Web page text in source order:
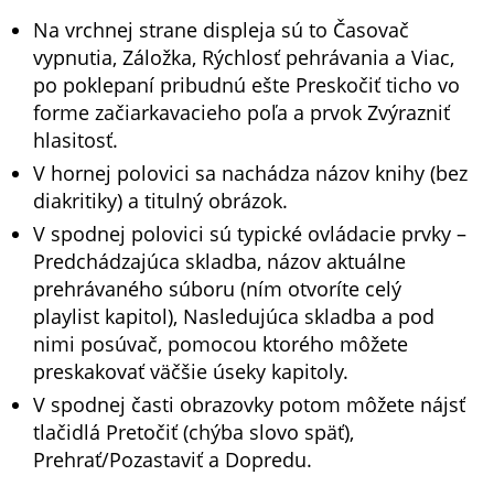
Na vrchnej strane displeja sú to Časovač
vypnutia, Záložka, Rýchlosť pehrávania a Viac,
po poklepaní pribudnú ešte Preskočiť ticho vo
forme začiarkavacieho poľa a prvok Zvýrazniť
hlasitosť.
V hornej polovici sa nachádza názov knihy (bez
diakritiky) a titulný obrázok.
V spodnej polovici sú typické ovládacie prvky –
Predchádzajúca skladba, názov aktuálne
prehrávaného súboru (ním otvoríte celý
playlist kapitol), Nasledujúca skladba a pod
nimi posúvač, pomocou ktorého môžete
preskakovať väčšie úseky kapitoly.
V spodnej časti obrazovky potom môžete nájsť
tlačidlá Pretočiť (chýba slovo späť),
Prehrať/Pozastaviť a Dopredu.